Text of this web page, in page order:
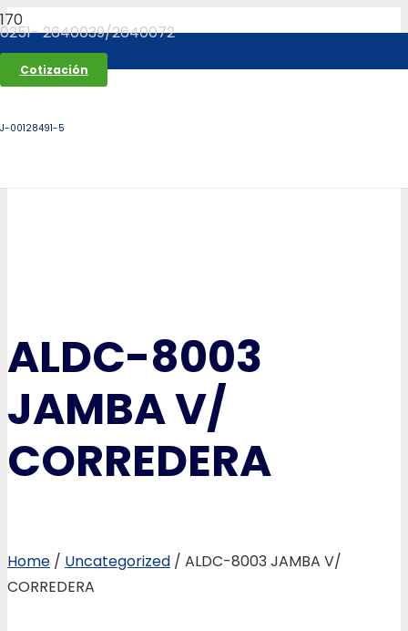
0251- 2640039/2640072
Cotización
J-00128491-5
ALDC-8003
JAMBA V/
CORREDERA
Home / Uncategorized / ALDC-8003 JAMBA V/
CORREDERA